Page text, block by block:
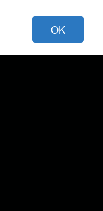
OK